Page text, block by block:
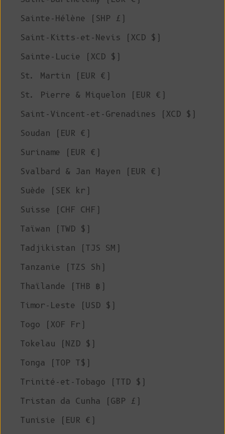
Sainte-Hélène (SHP £)
Saint-Kitts-et-Nevis (XCD $)
Sainte-Lucie (XCD $)
St. Martin (EUR €)
St. Pierre & Miquelon (EUR €)
Saint-Vincent-et-Grenadines (XCD $)
Soudan (EUR €)
Suriname (EUR €)
Svalbard & Jan Mayen (EUR €)
Suède (SEK kr)
Suisse (CHF CHF)
Taïwan (TWD $)
Tadjikistan (TJS ЅМ)
Tanzanie (TZS Sh)
Thaïlande (THB ฿)
Timor-Leste (USD $)
Togo (XOF Fr)
Tokelau (NZD $)
Tonga (TOP T$)
Trinité-et-Tobago (TTD $)
Tristan da Cunha (GBP £)
Tunisie (EUR €)